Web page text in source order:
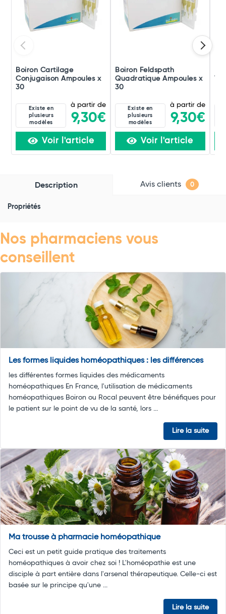
Boiron Cartilage
Conjugaison Ampoules x
30
Existe en
plusieurs
modèles
à partir de
9,30€
Voir l'article
Boiron Feldspath
Quadratique Ampoules x
30
Existe en
plusieurs
modèles
à partir de
9,30€
Voir l'article
Description Avis clients 0
Propriétés
Nos pharmaciens vous
conseillent
Les formes liquides homéopathiques : les différences
les différentes formes liquides des médicaments
homéopathiques En France, l'utilisation de médicaments
homéopathiques Boiron ou Rocal peuvent être bénéfiques pour
le patient sur le point de vu de la santé, lors ...
Lire la suite
Ma trousse à pharmacie homéopathique
Ceci est un petit guide pratique des traitements
homéopathiques à avoir chez soi ! L'homéopathie est une
disciple à part entière dans l'arsenal thérapeutique. Celle-ci est
basée sur le principe qu'une ...
Lire la suite